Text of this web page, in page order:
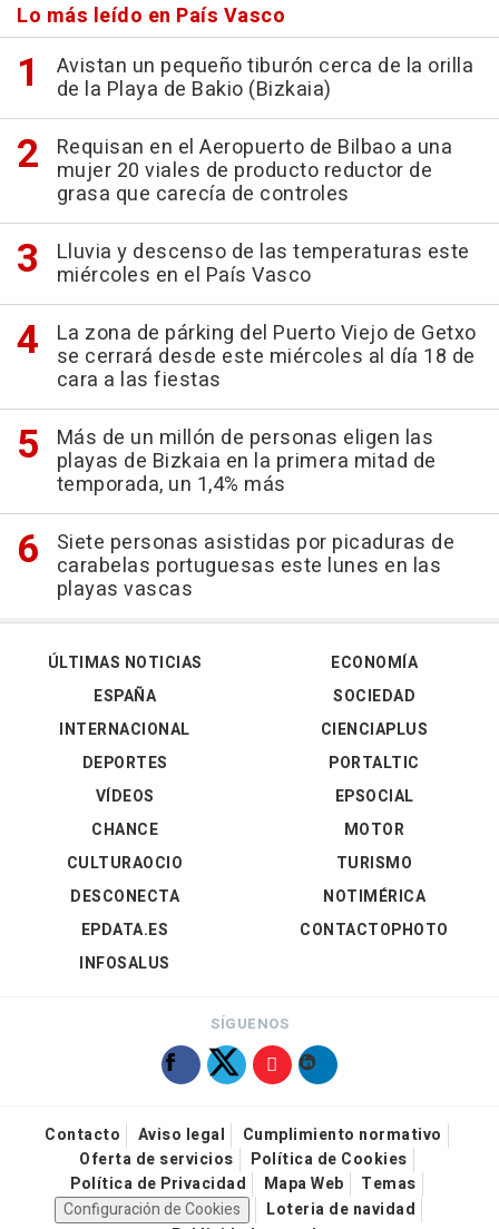
Lo más leído en País Vasco
Avistan un pequeño tiburón cerca de la orilla
de la Playa de Bakio (Bizkaia)
Requisan en el Aeropuerto de Bilbao a una
mujer 20 viales de producto reductor de
grasa que carecía de controles
Lluvia y descenso de las temperaturas este
miércoles en el País Vasco
La zona de párking del Puerto Viejo de Getxo
se cerrará desde este miércoles al día 18 de
cara a las fiestas
Más de un millón de personas eligen las
playas de Bizkaia en la primera mitad de
temporada, un 1,4% más
Siete personas asistidas por picaduras de
carabelas portuguesas este lunes en las
playas vascas
ÚLTIMAS NOTICIAS
ESPAÑA
INTERNACIONAL
DEPORTES
VÍDEOS
ECONOMÍA
SOCIEDAD
CIENCIAPLUS
PORTALTIC
EPSOCIAL
CHANCE
CULTURAOCIO
DESCONECTA
EPDATA.ES
INFOSALUS
MOTOR
TURISMO
NOTIMÉRICA
CONTACTOPHOTO
SÍGUENOS
Contacto Aviso legal
Cumplimiento normativo
Oferta de servicios
Política de Cookies
Política de Privacidad
Mapa Web
Temas
Configuración de Cookies
Loteria de navidad